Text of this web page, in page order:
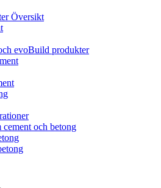
Översikt
evoBuild produkter
och betong